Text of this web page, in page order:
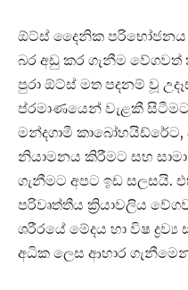
ඕට්ස් දෛනික පරිභෝජනය
බර අඩු කර ගැනීම වේගවත්
පුරා ඕට්ස් මත පදනම් වූ
ප්රමාණයෙන් වැළකී
මන්දගාමී කාබෝහයිඩ්රේට,
නියාමනය කිරීමට සහ
ගැනීමට අපට ඉඩ සලසයි.
පරිවෘත්තීය ක්‍රියාවලිය
ශරීරයේ මේදය හා විෂ
අධික ලෙස ආහාර